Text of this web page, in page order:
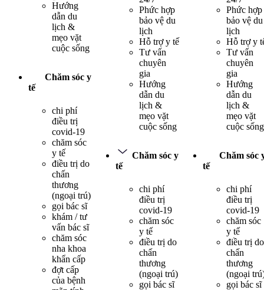
Hướng
dẫn du
lịch &
mẹo vặt
cuộc sống
Chăm sóc y
tế
chi phí
điều trị
covid-19
chăm sóc
y tế
điều trị do
chấn
thương
(ngoại trú)
gọi bác sĩ
khám / tư
vấn bác sĩ
chăm sóc
nha khoa
khẩn cấp
đợt cấp
của bệnh
Phức hợp
bảo vệ du
lịch
Hỗ trợ y tế
Tư vấn
chuyên
gia
Hướng
dẫn du
lịch &
mẹo vặt
cuộc sống
Chăm sóc y
tế
chi phí
điều trị
covid-19
chăm sóc
y tế
điều trị do
chấn
thương
(ngoại trú)
gọi bác sĩ
Phức hợp
bảo vệ du
lịch
Hỗ trợ y
Tư vấn
chuyên
gia
Hướng
dẫn du
lịch &
mẹo vặt
cuộc sống
Chăm sóc
tế
chi phí
điều trị
covid-19
chăm sóc
y tế
điều trị do
chấn
thương
(ngoại
gọi bác sĩ